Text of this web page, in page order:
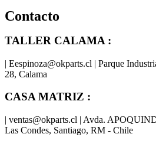
Contacto
TALLER CALAMA :
| Eespinoza@okparts.cl | Parque
28, Calama
CASA MATRIZ :
| ventas@okparts.cl | Avda.
Las Condes, Santiago, RM - Chile